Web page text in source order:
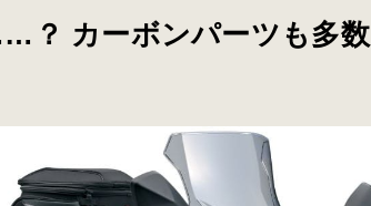
？ カーボンパーツも多数